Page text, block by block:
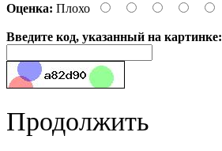
Оценка: Плохо
Введите код, указанный на картинке:
Продолжить